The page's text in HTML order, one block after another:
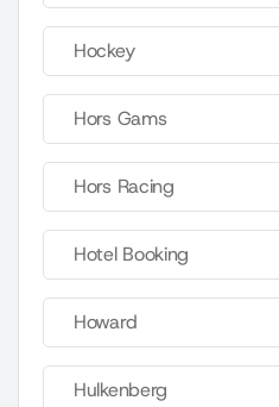
Hockey
Hors Gams
Hors Racing
Hotel Booking
Howard
Hulkenberg